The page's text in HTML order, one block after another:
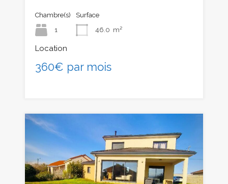
Chambre(s)
1
Surface
46.0 m²
Location
360€ par mois